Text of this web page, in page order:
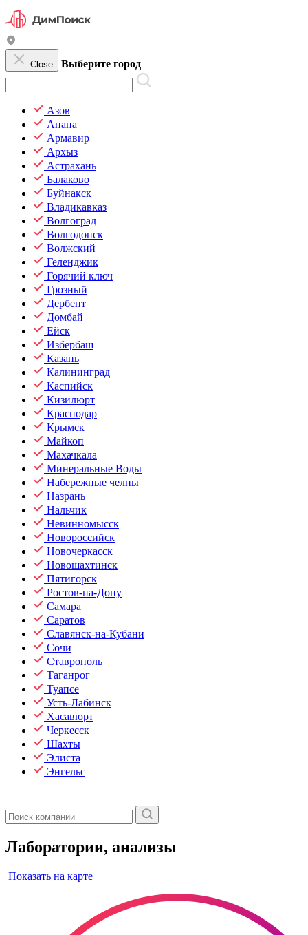
Close Выберите город
Азов
Анапа
Армавир
Архыз
Астрахань
Балаково
Буйнакск
Владикавказ
Волгоград
Волгодонск
Волжский
Геленджик
Горячий ключ
Грозный
Дербент
Домбай
Ейск
Избербаш
Казань
Калининград
Каспийск
Кизилюрт
Краснодар
Крымск
Майкоп
Махачкала
Минеральные Воды
Набережные челны
Назрань
Нальчик
Невинномысск
Новороссийск
Новочеркасск
Новошахтинск
Пятигорск
Ростов-на-Дону
Самара
Саратов
Славянск-на-Кубани
Сочи
Ставрополь
Таганрог
Туапсе
Усть-Лабинск
Хасавюрт
Черкесск
Шахты
Элиста
Энгельс
Лаборатории, анализы
Показать на карте